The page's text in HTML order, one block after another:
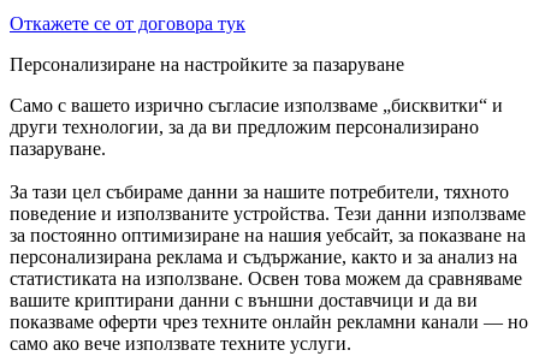
Откажете се от договора тук
Персонализиране на настройките за пазаруване
Само с вашето изрично съгласие използваме „бисквитки“ и
други технологии, за да ви предложим персонализирано
пазаруване.
За тази цел събираме данни за нашите потребители, тяхното
поведение и използваните устройства. Тези данни използваме
за постоянно оптимизиране на нашия уебсайт, за показване на
персонализирана реклама и съдържание, както и за анализ на
статистиката на използване. Освен това можем да сравняваме
вашите криптирани данни с външни доставчици и да ви
показваме оферти чрез техните онлайн рекламни канали — но
само ако вече използвате техните услуги.